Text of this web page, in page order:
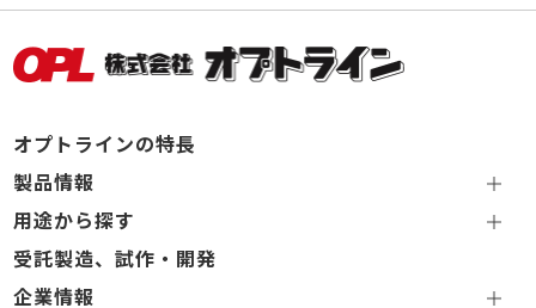
オプトラインの特長
製品情報
用途から探す
受託製造、試作・開発
企業情報